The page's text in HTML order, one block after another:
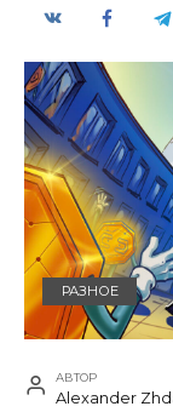
РАЗНОЕ
АВТОР
Alexander